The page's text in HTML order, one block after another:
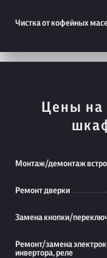
Чистка от кофейных
Цены на
Монтаж/демонтаж
Ремонт дверки
Замена кнопки/
Ремонт/замена
инвертора, реле